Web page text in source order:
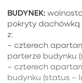
BUDYNEK:
pokryty dachówką
z:
– czterech
parterze budynku
– czterech
budynku (status –